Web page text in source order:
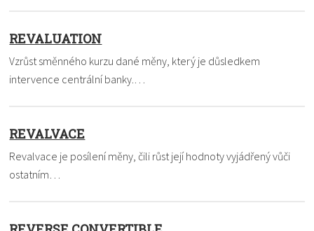
REVALUATION
Vzrůst směnného kurzu dané měny, který je důsledkem
intervence centrální banky.…
REVALVACE
Revalvace je posílení měny, čili růst její hodnoty vyjádřený vůči
ostatním…